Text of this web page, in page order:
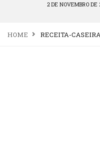
2 DE NOVEMBRO DE
HOME RECEITA-